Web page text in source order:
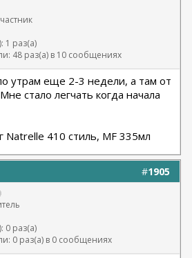
1 раз(а)
48 раз(а) в 10 сообщениях
утрам еще 2-3 недели, а там от
стало легчать когда начала
Natrelle 410 стиль, MF 335мл
#1905
0 раз(а)
0 раз(а) в 0 сообщениях